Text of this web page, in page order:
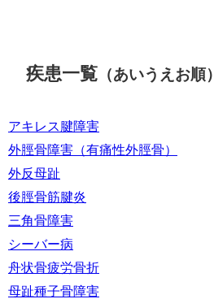
疾患一覧 （あいうえお順）
アキレス腱障害
外脛骨障害（有痛性外脛骨）
外反母趾
後脛骨筋腱炎
三角骨障害
シーバー病
舟状骨疲労骨折
母趾種子骨障害